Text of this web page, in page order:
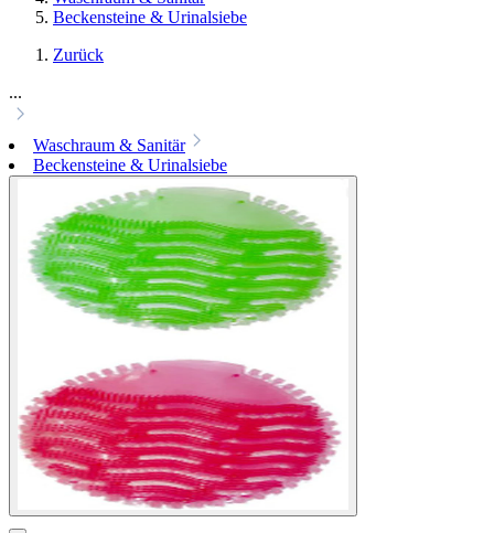
Beckensteine & Urinalsiebe
Zurück
...
Waschraum & Sanitär
Beckensteine & Urinalsiebe